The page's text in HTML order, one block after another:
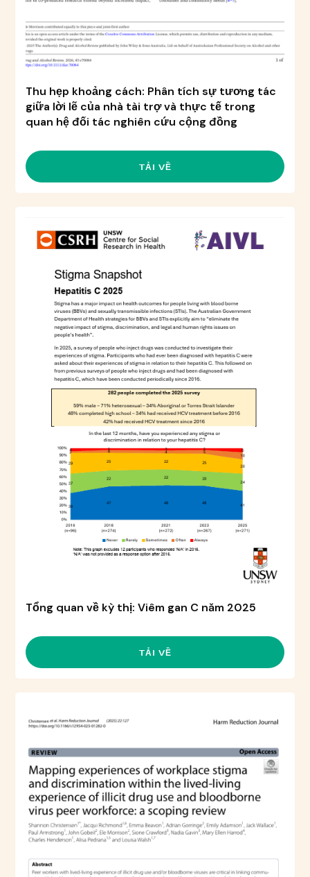
Thu hẹp khoảng cách: Phân tích sự tương tác
giữa lời lẽ của nhà tài trợ và thực tế trong
quan hệ đối tác nghiên cứu cộng đồng
TẢI VỀ
Tổng quan về kỳ thị: Viêm gan C năm 2025
TẢI VỀ